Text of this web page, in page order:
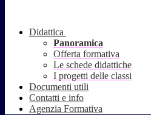
Didattica
Panoramica
Offerta formativa
Le schede didattiche
I progetti delle classi
Documenti utili
Contatti e info
Agenzia Formativa